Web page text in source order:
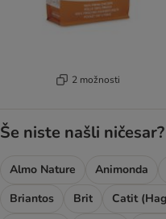
2 možnosti
Še niste našli ničesar?
Almo Nature Animonda
Briantos
Brit Catit